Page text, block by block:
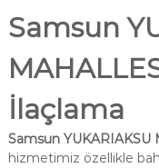
Samsun
İlaçlama
Samsun
hizmetimiz özellikle